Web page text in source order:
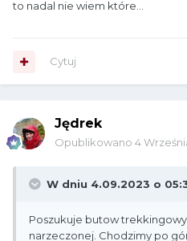
to nadal nie wiem które…
Cytuj
Jędrek
Opublikowano 4
W dniu 4.09.2023 o
Poszukuje butow
narzeczonej. Chodzimy po